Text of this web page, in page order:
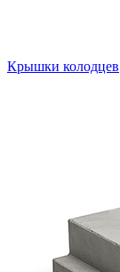
Крышки колодцев